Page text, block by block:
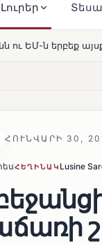
Լուրեր
չեն եղել» HOT
ՀՈՒՆՎԱՐԻ 30,
ՀԵՂԻՆԱԿ Lusine